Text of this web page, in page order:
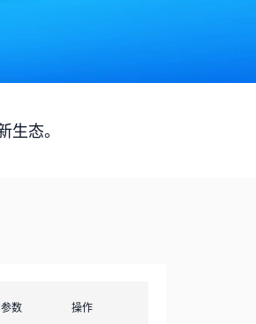
态。
数 操作